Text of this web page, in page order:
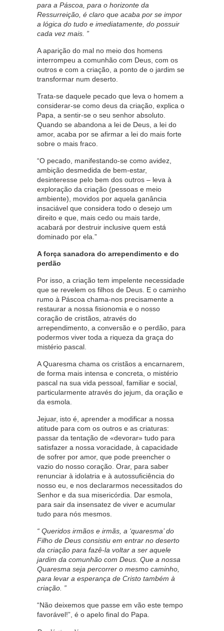
para a Páscoa, para o horizonte da
Ressurreição, é claro que acaba por se impor
a lógica do tudo e imediatamente, do possuir
cada vez mais. ”
A aparição do mal no meio dos homens
interrompeu a comunhão com Deus, com os
outros e com a criação, a ponto de o jardim se
transformar num deserto.
Trata-se daquele pecado que leva o homem a
considerar-se como deus da criação, explica o
Papa, a sentir-se o seu senhor absoluto.
Quando se abandona a lei de Deus, a lei do
amor, acaba por se afirmar a lei do mais forte
sobre o mais fraco.
“O pecado, manifestando-se como avidez,
ambição desmedida de bem-estar,
desinteresse pelo bem dos outros – leva à
exploração da criação (pessoas e meio
ambiente), movidos por aquela ganância
insaciável que considera todo o desejo um
direito e que, mais cedo ou mais tarde,
acabará por destruir inclusive quem está
dominado por ela.”
A força sanadora do arrependimento e do
perdão
Por isso, a criação tem impelente necessidade
que se revelem os filhos de Deus. E o caminho
rumo à Páscoa chama-nos precisamente a
restaurar a nossa fisionomia e o nosso
coração de cristãos, através do
arrependimento, a conversão e o perdão, para
podermos viver toda a riqueza da graça do
mistério pascal.
A Quaresma chama os cristãos a encarnarem,
de forma mais intensa e concreta, o mistério
pascal na sua vida pessoal, familiar e social,
particularmente através do jejum, da oração e
da esmola.
Jejuar, isto é, aprender a modificar a nossa
atitude para com os outros e as criaturas:
passar da tentação de «devorar» tudo para
satisfazer a nossa voracidade, à capacidade
de sofrer por amor, que pode preencher o
vazio do nosso coração. Orar, para saber
renunciar à idolatria e à autossuficiência do
nosso eu, e nos declararmos necessitados do
Senhor e da sua misericórdia. Dar esmola,
para sair da insensatez de viver e acumular
tudo para nós mesmos.
“ Queridos irmãos e irmãs, a ‘quaresma’ do
Filho de Deus consistiu em entrar no deserto
da criação para fazê-la voltar a ser aquele
jardim da comunhão com Deus. Que a nossa
Quaresma seja percorrer o mesmo caminho,
para levar a esperança de Cristo também à
criação. ”
“Não deixemos que passe em vão este tempo
favorável!”, é o apelo final do Papa.